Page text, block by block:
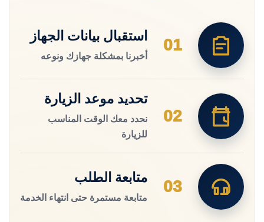
01
استقبال بيانات الجهاز
أخبرنا بمشكلة جهازك ونوعه
02
تحديد موعد الزيارة
نحدد معك الوقت المناسب
للزيارة
03
متابعة الطلب
متابعة مستمرة حتى انتهاء الخدمة